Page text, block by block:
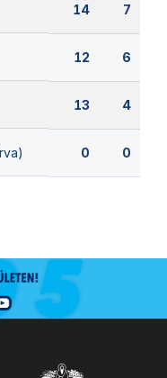
14 7
12 6
13 4
0 0